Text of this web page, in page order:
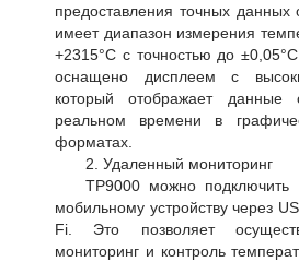
предоставления точных
имеет диапазон измерения
+2315°C с точностью до
оснащено дисплеем с
который отображает данные
реальном времени в
форматах.
2. Удаленный мониторинг
TP9000 можно подключить
мобильному устройству через
Fi. Это позволяет
мониторинг и контроль